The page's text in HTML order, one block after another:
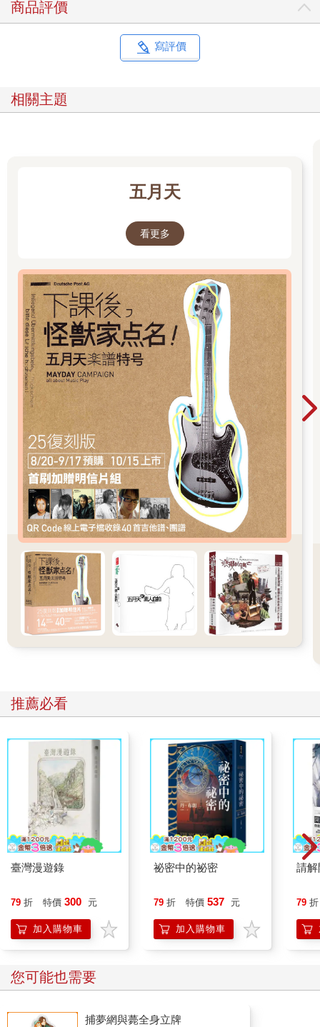
商品評價
寫評價
相關主題
五月天
看更多
推薦必看
臺灣漫遊錄
79 折 特價 300 元
加入購物車
祕密中的祕密
79 折 特價 537 元
加入購物車
請解
79 折
您可能也需要
捕夢網與薨全身立牌